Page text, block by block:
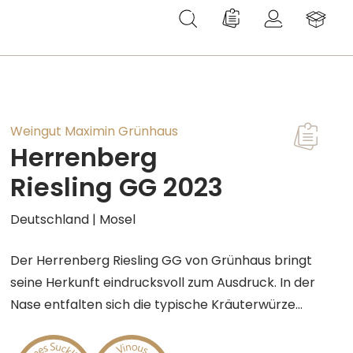
Du hast 0 Produkte
Weingut Maximin Grünhaus
Herrenberg
Riesling GG 2023
Deutschland | Mosel
Der Herrenberg Riesling GG von Grünhaus bringt
seine Herkunft eindrucksvoll zum Ausdruck. In der
Nase entfalten sich die typische Kräuterwürze
Aromen von Quitten, Birnen und Äpfeln sowie